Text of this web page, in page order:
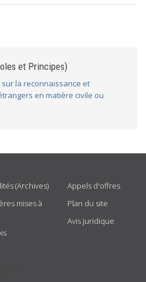
et Principes)
sur la reconnaissance et
en matière civile ou
(Archives)
mises à
Appels d'offres
Plan du site
Avis juridique